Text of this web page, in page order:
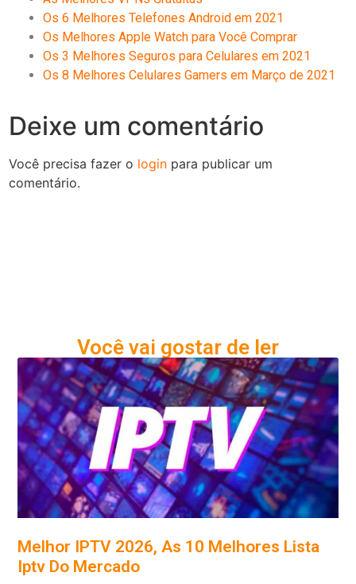
Os 6 Melhores Telefones Android em 2021
Os Melhores Apple Watch para Você Comprar
Os 3 Melhores Seguros para Celulares em 2021
Os 8 Melhores Celulares Gamers em Março de 2021
Deixe um comentário
Você precisa fazer o login para publicar um
comentário.
Você vai gostar de ler
Melhor IPTV 2026, As 10 Melhores Lista
Iptv Do Mercado